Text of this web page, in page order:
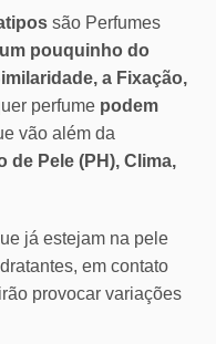
são Perfumes
pouquinho do
a Fixação,
perfume podem
vão além da
de Pele (PH), Clima,
já estejam na pele
em contato
provocar variações